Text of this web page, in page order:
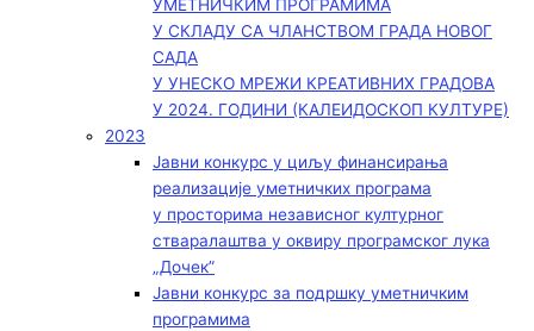
УМЕТНИЧКИМ ПРОГРАМИМА
У СКЛАДУ СА ЧЛАНСТВОМ ГРАДА НОВОГ
САДА
У УНЕСКО МРЕЖИ КРЕАТИВНИХ ГРАДОВА
У 2024. ГОДИНИ (КАЛЕИДОСКОП КУЛТУРЕ)
2023
Јавни конкурс у циљу финансирања
реализације уметничких програма
у просторима независног културног
стваралаштва у оквиру програмског лука
„Дочек”
Јавни конкурс за подршку уметничким
програмима